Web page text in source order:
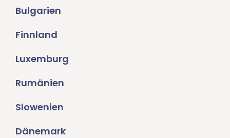
Bulgarien
Finnland
Luxemburg
Rumänien
Slowenien
Dänemark